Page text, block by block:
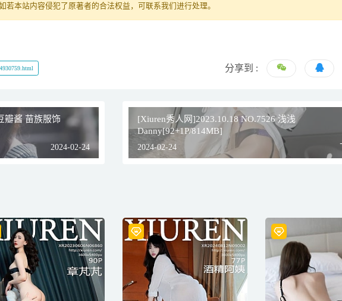
若本站内容侵犯了原著者的合法权益，可联系我们进行处理。
分享到 :
瓣酱 苗族服饰
2024-02-24
[Xiuren秀人网]2023.10.18 NO.7526 浅浅
Danny[92+1P/814MB]
2024-02-24